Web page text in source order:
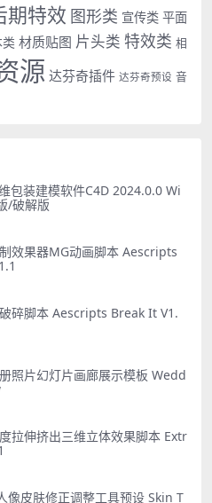
期特效 图形类 宣传类 平面
材质贴图 片头类 特效类 相
源 达芬奇插件 达芬奇预设 音
包装建模软件C4D 2024.0.0 Wi
/破解版
效果器MG动画脚本 Aescripts
碎脚本 Aescripts Break It V1.
照片幻灯片画廊展示模板 Wedd
拉伸挤出三维立体效果脚本 Extr
像皮肤修正调整工具预设 Skin T